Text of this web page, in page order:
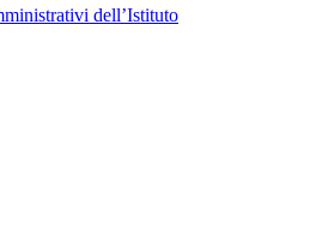
dell’Istituto